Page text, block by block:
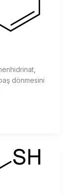
dönmesini